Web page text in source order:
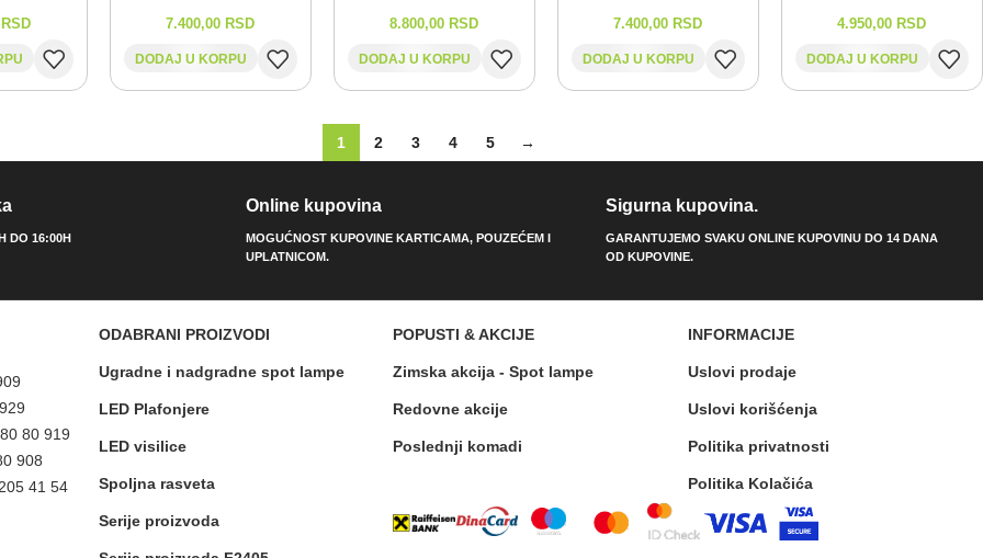
RSD 7.400,00 RSD
DODAJ U KORPU
8.800,00 RSD
DODAJ U KORPU
7.400,00 RSD
DODAJ U KORPU
4.950,00 RSD
DODAJ U KORPU
1 2 3 4 5 →
DO 16:00H
Online kupovina
MOGUĆNOST KUPOVINE KARTICAMA, POUZEĆEM I
UPLATNICOM.
Sigurna kupovina.
GARANTUJEMO SVAKU ONLINE KUPOVINU DO 14 DANA
OD KUPOVINE.
80 919
908
41 54
ODABRANI PROIZVODI
Ugradne i nadgradne spot lampe
LED Plafonjere
LED visilice
Spoljna rasveta
Serije proizvoda
POPUSTI & AKCIJE
Zimska akcija - Spot lampe
Redovne akcije
Poslednji komadi
INFORMACIJE
Uslovi prodaje
Uslovi korišćenja
Politika privatnosti
Politika Kolačića